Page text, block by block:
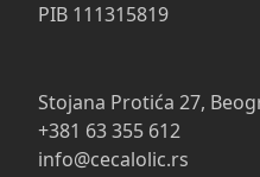
PIB 111315819
Stojana Protića 27,
+381 63 355 612
info@cecalolic.rs